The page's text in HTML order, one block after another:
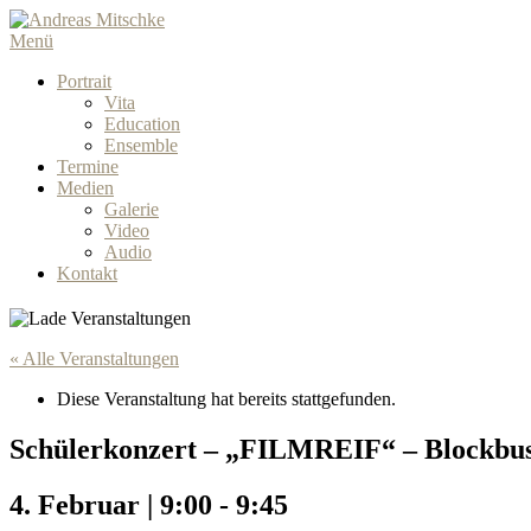
Menü
Portrait
Vita
Education
Ensemble
Termine
Medien
Galerie
Video
Audio
Kontakt
« Alle Veranstaltungen
Diese Veranstaltung hat bereits stattgefunden.
Schülerkonzert – „FILMREIF“ –
4. Februar | 9:00 - 9:45